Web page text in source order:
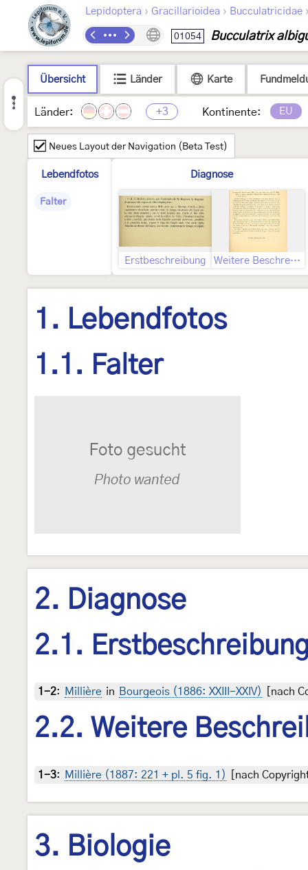
Lepidoptera › Gracillarioidea › Bucculatricidae
01054 Bucculatrix
Übersicht Länder Karte
Länder: +3 Kontinente: EU
Neues Layout der Navigation (Beta Test)
Lebendfotos
Falter
Diagnose
Erstbeschreibung Weitere Beschreibung und Abbildung
1. Lebendfotos
1.1. Falter
2. Diagnose
2.1.
1-2: Millière in Bourgeois (1886: XXIII-XXIV) [nach
2.2. Weitere
1-3: Millière (1887: 221 + pl. 5 fig. 1) [nach
3. Biologie